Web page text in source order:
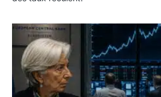
Yen : Washington a vendu des